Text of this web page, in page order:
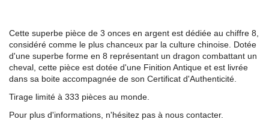
Cette superbe pièce de 3 onces en argent est dédiée au chiffre 8,
considéré comme le plus chanceux par la culture chinoise. Dotée
d'une superbe forme en 8 représentant un dragon combattant un
cheval, cette pièce est dotée d'une Finition Antique et est livrée
dans sa boite accompagnée de son Certificat d'Authenticité.
Tirage limité à 333 pièces au monde.
Pour plus d'informations, n'hésitez pas à nous contacter.